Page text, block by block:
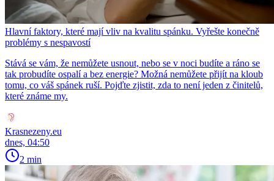
Hlavní faktory, které mají vliv na kvalitu spánku. Vyřešte konečně
problémy s nespavostí
Stává se vám, že nemůžete usnout, nebo se v noci budíte a ráno se
tak probudíte ospalí a bez energie? Možná nemůžete přijít na kloub
tomu, co váš spánek ruší. Pojďte zjistit, zda to není jeden z činitelů,
které známe my.
Krasnezeny.eu
dnes, 04:50
2 min